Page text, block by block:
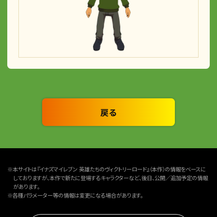
戻る
※本サイトは『イナズマイレブン 英雄たちのヴィクトリーロード』（本作）の情報をベースに
しておりますが、本作で新たに登場するキャラクターなど、後日、公開／追加予定の情報
があります。
※各種パラメーター等の情報は変更になる場合があります。